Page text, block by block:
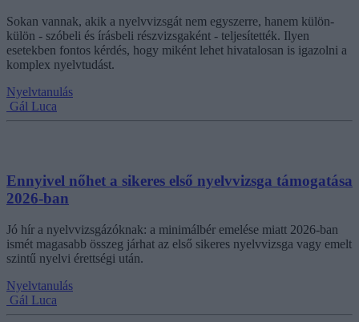
Sokan vannak, akik a nyelvvizsgát nem egyszerre, hanem külön-
külön - szóbeli és írásbeli részvizsgaként - teljesítették. Ilyen
esetekben fontos kérdés, hogy miként lehet hivatalosan is igazolni a
komplex nyelvtudást.
Nyelvtanulás
Gál Luca
Ennyivel nőhet a sikeres első nyelvvizsga támogatása
2026-ban
Jó hír a nyelvvizsgázóknak: a minimálbér emelése miatt 2026-ban
ismét magasabb összeg járhat az első sikeres nyelvvizsga vagy emelt
szintű nyelvi érettségi után.
Nyelvtanulás
Gál Luca